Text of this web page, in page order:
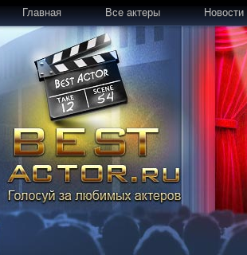
Главная Все актеры Новости